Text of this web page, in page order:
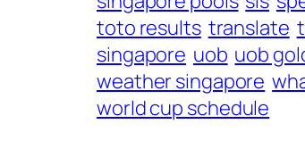
toto results translate
singapore uob uob
weather singapore
world cup schedule